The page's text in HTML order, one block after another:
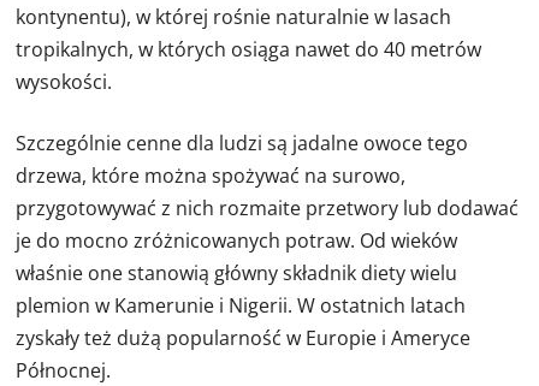
kontynentu), w której rośnie naturalnie w lasach
tropikalnych, w których osiąga nawet do 40 metrów
wysokości.
Szczególnie cenne dla ludzi są jadalne owoce tego
drzewa, które można spożywać na surowo,
przygotowywać z nich rozmaite przetwory lub dodawać
je do mocno zróżnicowanych potraw. Od wieków
właśnie one stanowią główny składnik diety wielu
plemion w Kamerunie i Nigerii. W ostatnich latach
zyskały też dużą popularność w Europie i Ameryce
Północnej.